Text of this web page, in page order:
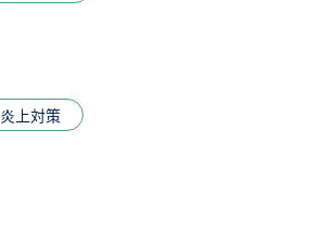
炎上対策